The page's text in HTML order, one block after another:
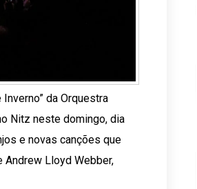
da Orquestra
Nitz neste domingo, dia
e novas canções que
Lloyd Webber,